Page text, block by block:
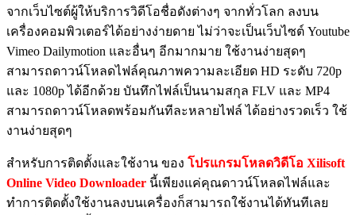
จากเว็บไซต์ผู้ให้บริการวิดีโอชื่อดังต่างๆ จากทั่วโลก ลงบน
เครื่องคอมพิวเตอร์ได้อย่างง่ายดาย ไม่ว่าจะเป็นเว็บไซต์ Youtube
Vimeo Dailymotion และอื่นๆ อีกมากมาย ใช้งานง่ายสุดๆ
สามารถดาวน์โหลดไฟล์คุณภาพความละเอียด HD ระดับ 720p
และ 1080p ได้อีกด้วย บันทึกไฟล์เป็นนามสกุล FLV และ MP4
สามารถดาวน์โหลดพร้อมกันทีละหลายไฟล์ ได้อย่างรวดเร็ว ใช้
งานง่ายสุดๆ
สำหรับการติดตั้งและใช้งาน ของ โปรแกรมโหลดวิดีโอ Xilisoft
Online Video Downloader นี้เพียงแค่คุณดาวน์โหลดไฟล์และ
ทำการติดตั้งใช้งานลงบนเครื่องก็สามารถใช้งานได้ทันทีเลย